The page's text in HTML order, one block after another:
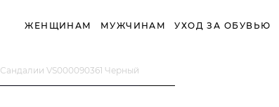
ЖЕНЩИНАМ МУЖЧИНАМ УХОД ЗА ОБУВЬЮ
Сандалии VS000090361 Черный